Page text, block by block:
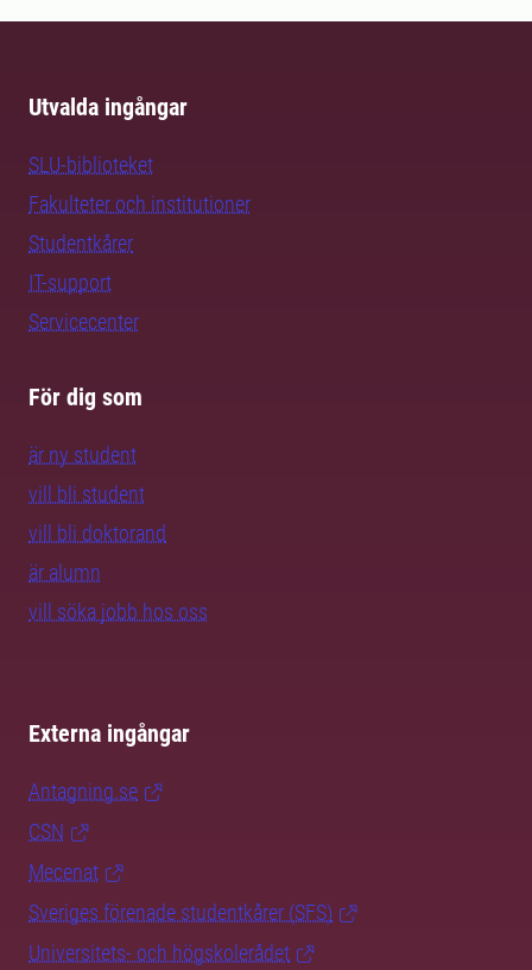
Utvalda ingångar
SLU-biblioteket
Fakulteter och institutioner
Studentkårer
IT-support
Servicecenter
För dig som
är ny student
vill bli student
vill bli doktorand
är alumn
vill söka jobb hos oss
Externa ingångar
Antagning.se
CSN
Mecenat
Sveriges förenade studentkårer (SFS)
Universitets- och högskolerådet